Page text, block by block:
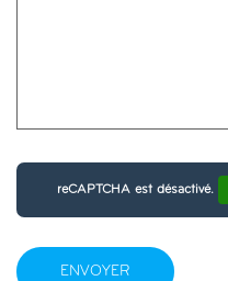
reCAPTCHA est désactivé.
ENVOYER